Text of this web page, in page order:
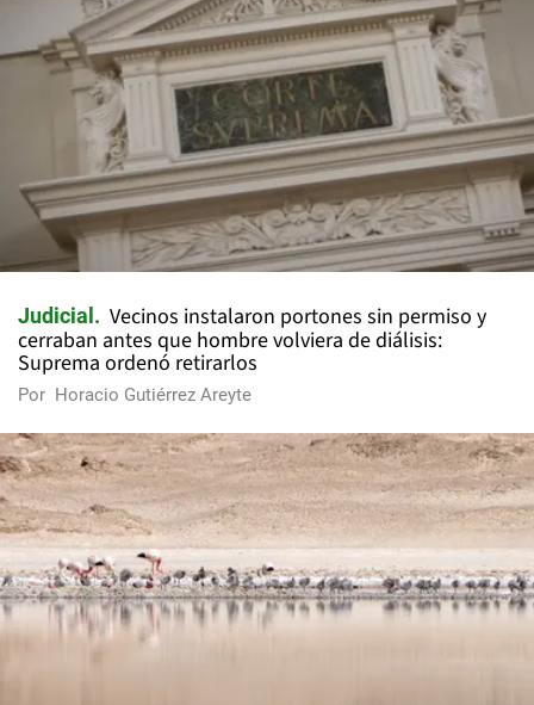
Judicial
Vecinos instalaron portones sin permiso y
cerraban antes que hombre volviera de diálisis:
Suprema ordenó retirarlos
Por Horacio Gutiérrez Areyte